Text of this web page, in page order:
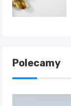
Polecamy